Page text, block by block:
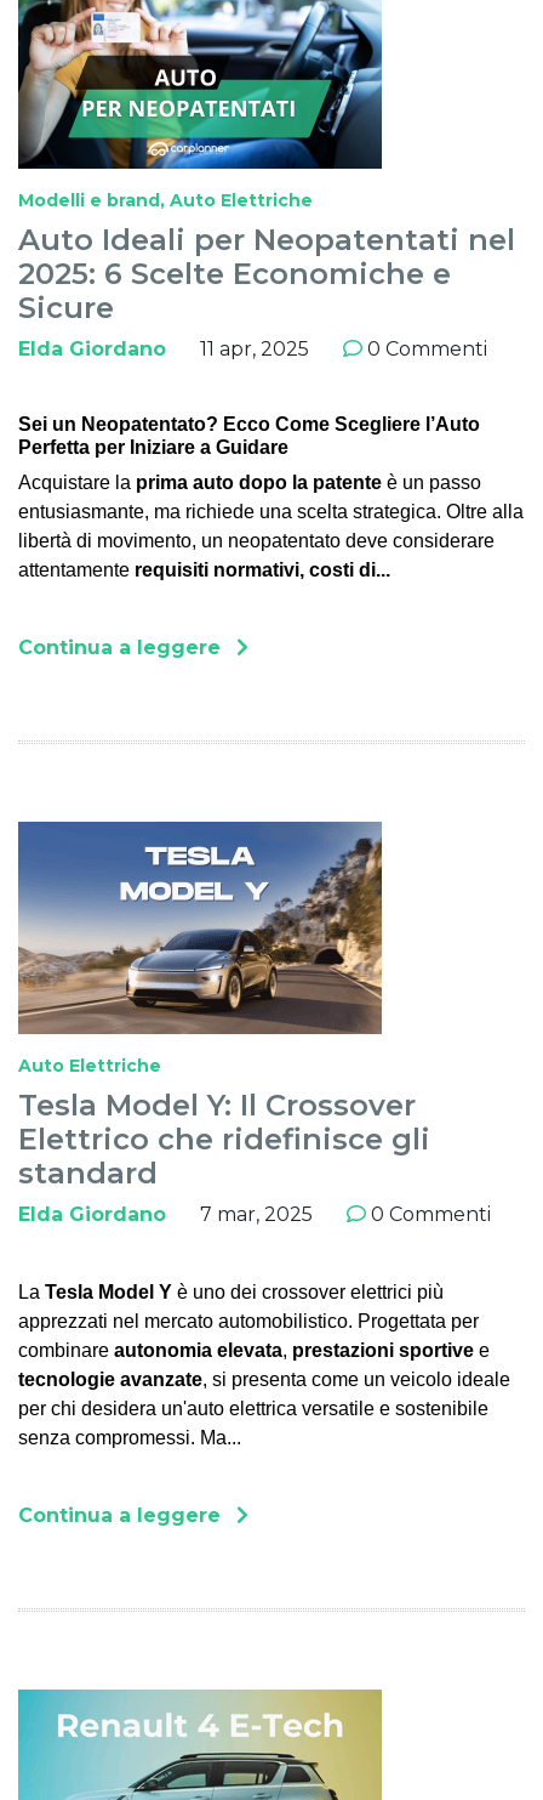
Modelli e brand, Auto Elettriche
Auto Ideali per Neopatentati nel
2025: 6 Scelte Economiche e
Sicure
Elda Giordano 11 apr, 2025 0 Commenti
Sei un Neopatentato? Ecco Come Scegliere l’Auto
Perfetta per Iniziare a Guidare
Acquistare la prima auto dopo la patente è un passo
entusiasmante, ma richiede una scelta strategica. Oltre alla
libertà di movimento, un neopatentato deve considerare
attentamente requisiti normativi, costi di...
Continua a leggere
Auto Elettriche
Tesla Model Y: Il Crossover
Elettrico che ridefinisce gli
standard
Elda Giordano 7 mar, 2025 0 Commenti
La Tesla Model Y è uno dei crossover elettrici più
apprezzati nel mercato automobilistico. Progettata per
combinare autonomia elevata, prestazioni sportive e
tecnologie avanzate, si presenta come un veicolo ideale
per chi desidera un'auto elettrica versatile e sostenibile
senza compromessi. Ma...
Continua a leggere